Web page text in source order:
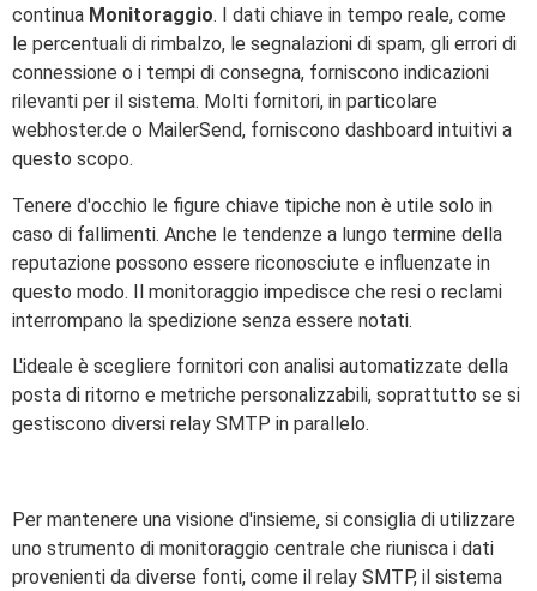
continua Monitoraggio. I dati chiave in tempo reale, come
le percentuali di rimbalzo, le segnalazioni di spam, gli errori di
connessione o i tempi di consegna, forniscono indicazioni
rilevanti per il sistema. Molti fornitori, in particolare
webhoster.de o MailerSend, forniscono dashboard intuitivi a
questo scopo.
Tenere d'occhio le figure chiave tipiche non è utile solo in
caso di fallimenti. Anche le tendenze a lungo termine della
reputazione possono essere riconosciute e influenzate in
questo modo. Il monitoraggio impedisce che resi o reclami
interrompano la spedizione senza essere notati.
L'ideale è scegliere fornitori con analisi automatizzate della
posta di ritorno e metriche personalizzabili, soprattutto se si
gestiscono diversi relay SMTP in parallelo.
Per mantenere una visione d'insieme, si consiglia di utilizzare
uno strumento di monitoraggio centrale che riunisca i dati
provenienti da diverse fonti, come il relay SMTP, il sistema